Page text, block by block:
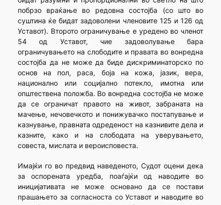
побрзо враќање во редовна состојба (со што во
суштина ќе бидат задоволени членовите 125 и 126 од
Уставот). Второто ограничување е уредено во членот
54 од Уставот, чие задоволување бара
ограничувањето на слободите и правата во вонредна
состојба да не може да биде дискриминаторско по
основ на пол, раса, боја на кожа, јазик, вера,
национално или социјално потекло, имотна или
општествена положба. Во вонредна состојба не може
да се ограничат правото на живот, забраната на
мачење, нечовечкото и понижувачко постапување и
казнување, правната одреденост на казнивите дела и
казните, како и на слободата на уверувањето,
совеста, мислата и вероисповеста.
Имајќи го во предвид наведеното, Судот оцени дека
за оспорената уредба, поаѓајќи од наводите во
иницијативата не може основано да се постави
прашањето за согласноста со Уставот и наводите во